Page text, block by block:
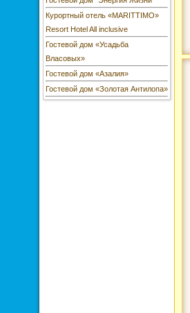
Курортный отель «MARITTIMO»
Resort Hotel All inclusive
Гостевой дом «Усадьба
Власовых»
Гостевой дом «Азалия»
Гостевой дом «Золотая Антилопа»